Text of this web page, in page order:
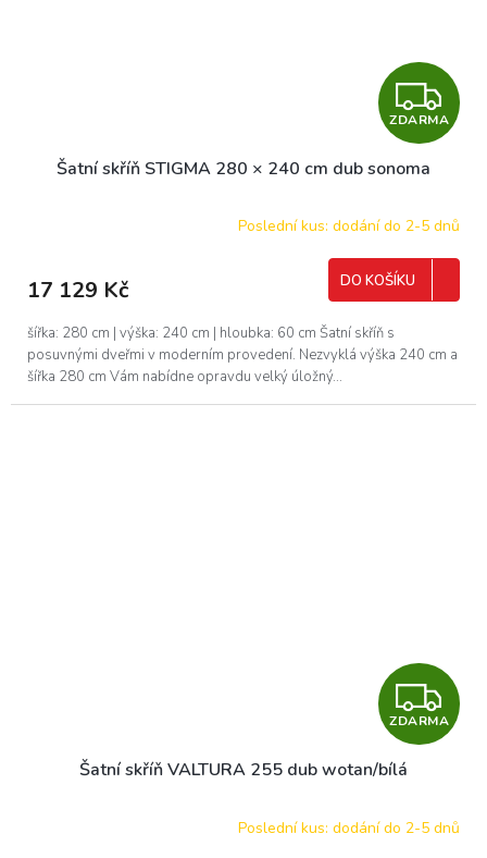
Z
D
R
ZDARMA
Šatní skříň STIGMA 280 × 240 cm dub sonoma
Poslední kus: dodání do 2-5 dnů
17 129 Kč DO KOŠÍKU
šířka: 280 cm | výška: 240 cm | hloubka: 60 cm Šatní skříň s
posuvnými dveřmi v moderním provedení. Nezvyklá výška 240 cm a
šířka 280 cm Vám nabídne opravdu velký úložný...
Z
D
R
ZDARMA
Šatní skříň VALTURA 255 dub wotan/bílá
Poslední kus: dodání do 2-5 dnů